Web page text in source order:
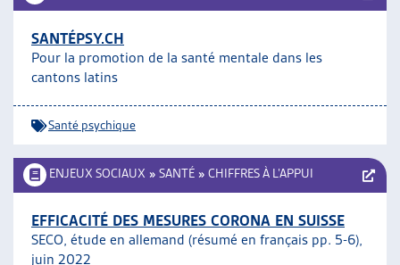
SANTÉPSY.CH
Pour la promotion de la santé mentale dans les
cantons latins
Santé psychique
ENJEUX SOCIAUX » SANTÉ » CHIFFRES À L’APPUI
EFFICACITÉ DES MESURES CORONA EN SUISSE
SECO, étude en allemand (résumé en français pp. 5-6),
juin 2022